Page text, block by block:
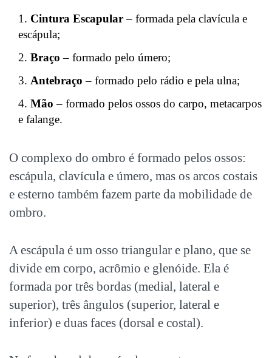
Cintura Escapular– formada pela clavícula e
escápula;
Braço – formado pelo úmero;
Antebraço – formado pelo rádio e pela ulna;
Mão – formado pelos ossos do carpo, metacarpos
e falange.
O complexo do ombro é formado pelos ossos:
escápula, clavícula e úmero, mas os arcos costais
e esterno também fazem parte da mobilidade de
ombro.
A escápula é um osso triangular e plano, que se
divide em corpo, acrômio e glenóide. Ela é
formada por três bordas (medial, lateral e
superior), três ângulos (superior, lateral e
inferior) e duas faces (dorsal e costal).